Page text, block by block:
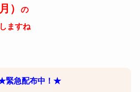
）
の
ますね
緊急配布中！★